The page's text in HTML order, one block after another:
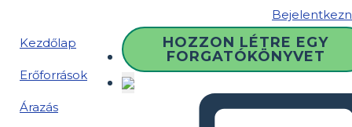
Kezdőlap
Erőforrások
Árazás
HOZZON LÉTRE EGY
FORGATÓKÖNYVET